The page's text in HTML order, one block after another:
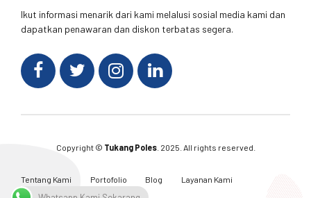
Ikut informasi menarik dari kami melalusi sosial media kami dan
dapatkan penawaran dan diskon terbatas segera.
Copyright © Tukang Poles. 2025. All rights reserved.
Tentang Kami Portofolio Blog
Layanan Kami
Kontak Kami